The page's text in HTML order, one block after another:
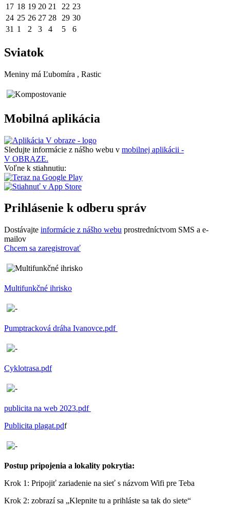
17 18 19 20 21 22 23
24 25 26 27 28 29 30
31 1 2 3 4 5 6
Sviatok
Meniny má Ľubomíra , Rastic
Mobilná aplikácia
Sledujte informácie z nášho webu v mobilnej aplikácii -
V OBRAZE.
Voľne k stiahnutiu:
Prihlásenie k odberu správ
Dostávajte informácie z nášho webu prostredníctvom SMS a e-
mailov
Chcem sa zaregistrovať
Multifunkčné ihrisko
Pumptracková dráha Ivanovce.pdf
Cyklotrasa.pdf
publicita na web 2023.pdf
Publicita plagat.pdf
Postup pripojenia a lokality pokrytia:
Krok 1: Pripojiť zariadenie na sieť s názvom Wifi pre Teba
Krok 2: zobrazí sa „Klepnite tu a prihláste sa tak do siete“